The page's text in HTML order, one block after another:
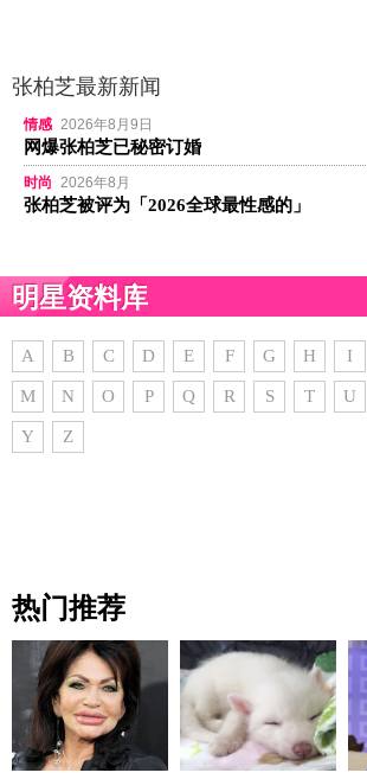
张柏芝最新新闻
情感 2026年8月9日
网爆张柏芝已秘密订婚
时尚 2026年8月
张柏芝被评为「2026全球最性感的」
明星资料库
A B C D E F G H I
M N O P Q R S T U
Y Z
热门推荐